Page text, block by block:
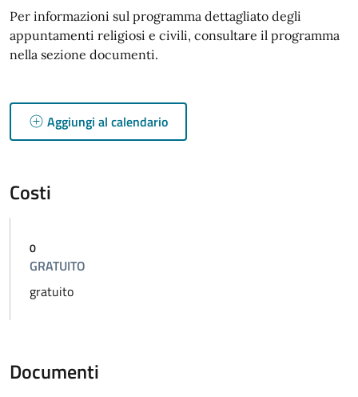
Per informazioni sul programma dettagliato degli
appuntamenti religiosi e civili, consultare il programma
nella sezione documenti.
Aggiungi al calendario
Costi
0
GRATUITO
gratuito
Documenti